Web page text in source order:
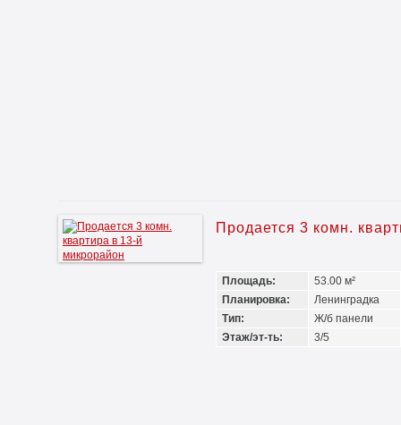
Продается 3 комн.
Площадь:
53.00 м²
Планировка:
Ленинградка
Тип:
Ж/б панели
Этаж/эт-ть:
3/5